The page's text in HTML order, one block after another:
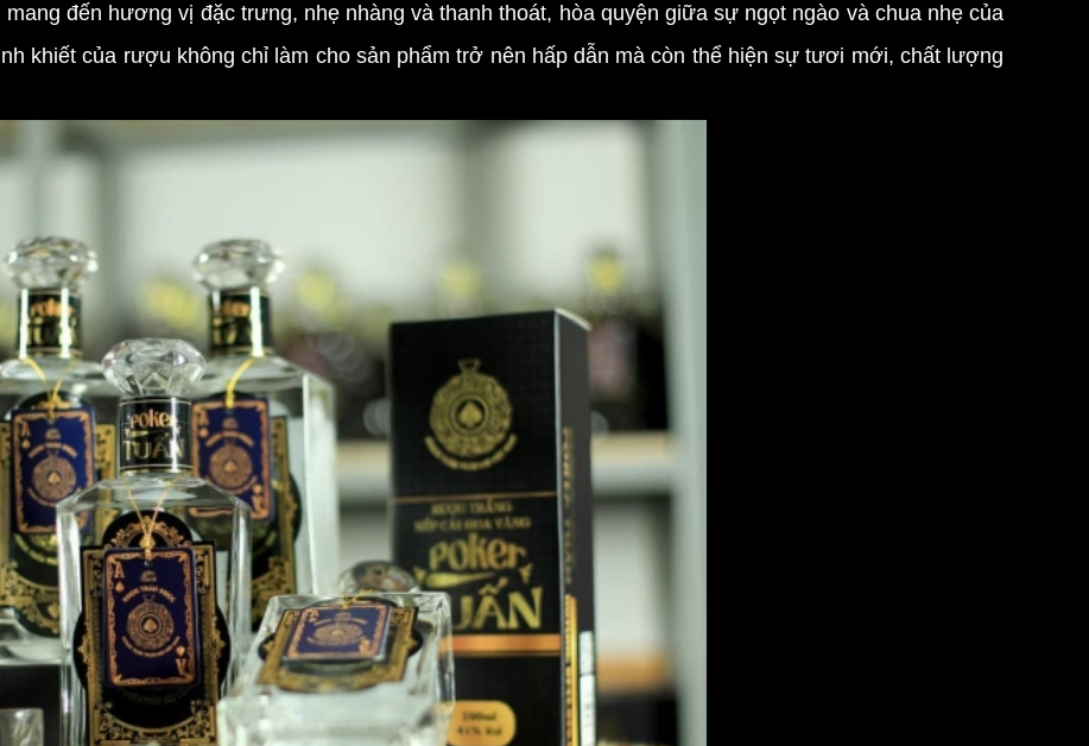
mang đến hương vị đặc trưng, nhẹ nhàng và thanh thoát, hòa quyện giữa sự ngọt ngào và chua nhẹ của
khiết của rượu không chỉ làm cho sản phẩm trở nên hấp dẫn mà còn thể hiện sự tươi mới, chất lượng